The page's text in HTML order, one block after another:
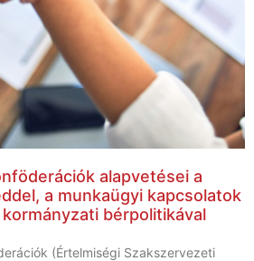
alapvetései a
a munkaügyi kapcsolatok
bérpolitikával
(Értelmiségi Szakszervezeti